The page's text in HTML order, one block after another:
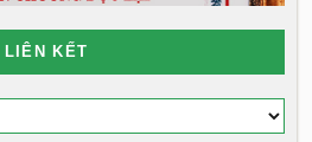
LIÊN KẾT